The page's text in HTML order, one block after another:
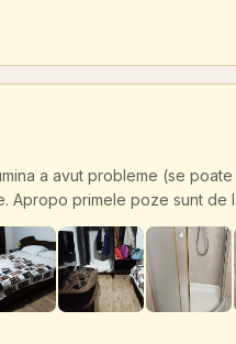
a avut probleme (se
Apropo primele poze sunt de